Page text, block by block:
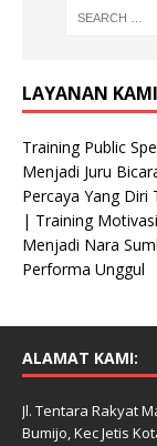
LAYANAN KAMI
Training Public
Menjadi Juru
Percaya Yang Diri
| Training
Menjadi Nara
Performa Unggul
ALAMAT KAMI:
Jl. Tentara Rakyat
Bumijo, Kec Jetis